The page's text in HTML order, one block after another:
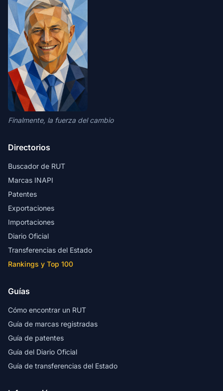
Finalmente, la fuerza del cambio
Directorios
Buscador de RUT
Marcas INAPI
Patentes
Exportaciones
Importaciones
Diario Oficial
Transferencias del Estado
Rankings y Top 100
Guías
Cómo encontrar un RUT
Guía de marcas registradas
Guía de patentes
Guía del Diario Oficial
Guía de transferencias del Estado